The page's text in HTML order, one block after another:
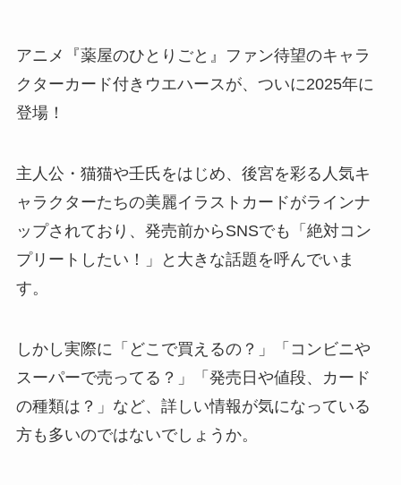
アニメ『薬屋のひとりごと』ファン待望のキャラ
クターカード付きウエハースが、ついに2025年に
登場！
主人公・猫猫や壬氏をはじめ、後宮を彩る人気キ
ャラクターたちの美麗イラストカードがラインナ
ップされており、発売前からSNSでも「絶対コン
プリートしたい！」と大きな話題を呼んでいま
す。
しかし実際に「どこで買えるの？」「コンビニや
スーパーで売ってる？」「発売日や値段、カード
の種類は？」など、詳しい情報が気になっている
方も多いのではないでしょうか。